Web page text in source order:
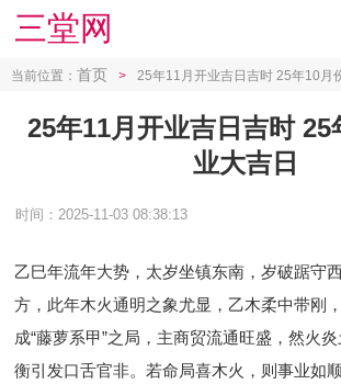
三堂网
当前位置： 首页 > 25年11月开业吉日吉时 25年10月
25年11月开业吉日吉时 25
业大吉日
时间：2025-11-03 08:38:13
乙巳年流年大势，太岁坐镇东南，岁破踞守
方，此年木火通明之象尤显，乙木柔中带刚
成“藤萝系甲”之局，主商贸流通旺盛，然火
衡引发口舌官非。若命局喜木火，则事业如